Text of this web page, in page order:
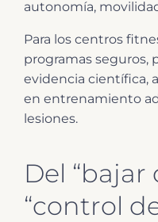
autonomía,
Para los centros
programas seguros,
evidencia científica,
en entrenamiento
lesiones.
Del “bajar
“control